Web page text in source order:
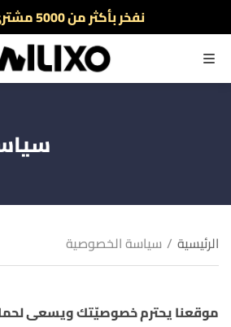
نفخر بأكثر من 5000 مشتري سعيد
أطلب الآن والدفع فقط عند
القائمة
الرئيسية / سياسة الخصوصية
موقعنا يحترم خصوصيّتك ويسعى